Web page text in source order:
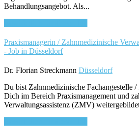
Behandlungsangebot. Als...
Praxismanagerin / Zahnmedizinische
- Job in Düsseldorf
Dr. Florian Streckmann Düsseldorf
Du bist Zahnmedizinische Fachangestelle
Dich im Bereich Praxismanagement und
Verwaltungsassistenz (ZMV)